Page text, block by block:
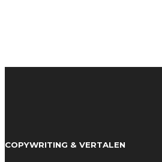
COPYWRITING & VERTALEN